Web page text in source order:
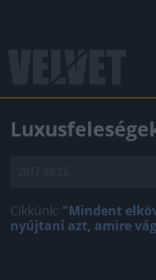
Cikkünk: "Mindent
nyújtani azt, amire